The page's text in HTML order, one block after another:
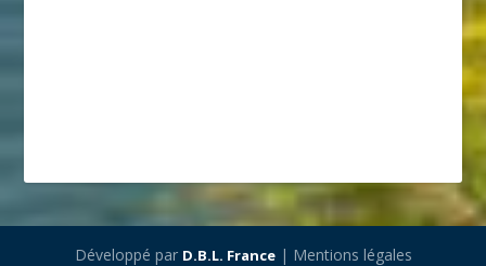
Développé par D.B.L. France| Mentions légales